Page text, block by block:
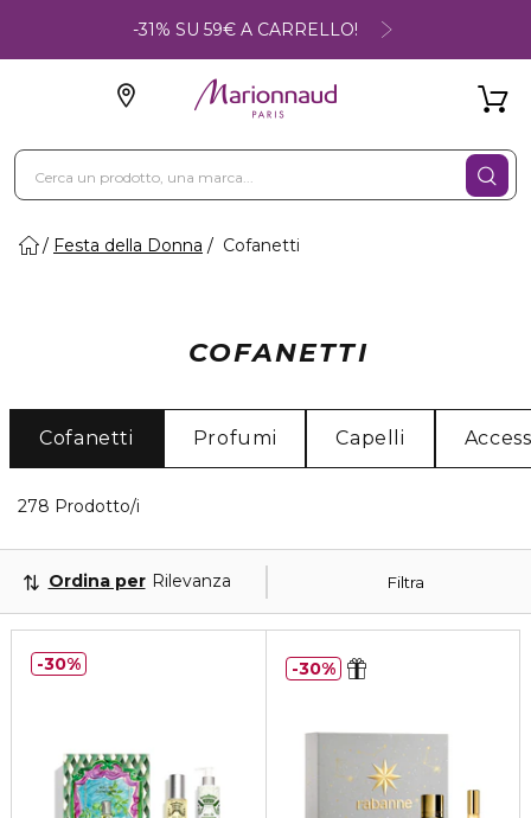
-31% SU 59€ A CARRELLO!
Festa della Donna Cofanetti
COFANETTI
Cofanetti Profumi Capelli
278 Prodotto/i
Filtra
Ordina per Rilevanza
30% 30%